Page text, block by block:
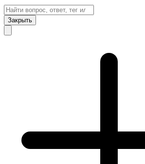
Закрыть